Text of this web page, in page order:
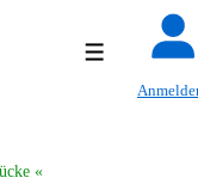
«
Menü